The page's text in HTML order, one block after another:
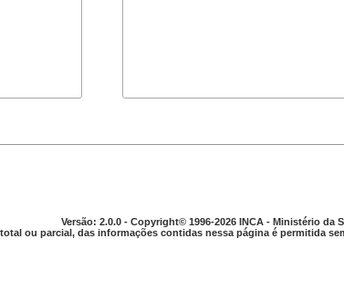
Versão: 2.0.0 - Copyright© 1996-2026 INCA - Ministério da
ou parcial, das informações contidas nessa página é permitida